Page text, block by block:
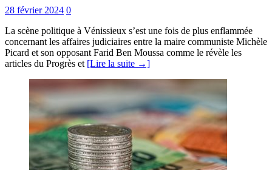
28 février 2024 0
La scène politique à Vénissieux s’est une fois de plus enflammée
concernant les affaires judiciaires entre la maire communiste Michèle
Picard et son opposant Farid Ben Moussa comme le révèle les
articles du Progrès et [Lire la suite →]